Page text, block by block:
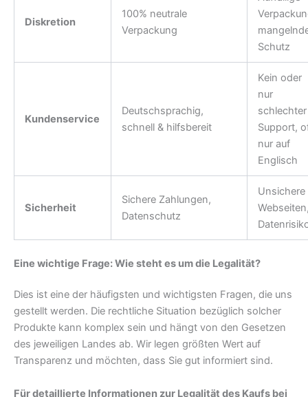
Diskretion
100% neutrale
Verpackung
Schutz
Kundenservice
Deutschsprachig,
schnell & hilfsbereit
Kein oder
nur
schlechter
Support,
nur auf
Englisch
Sicherheit
Sichere Zahlungen,
Datenschutz
Unsichere
Eine wichtige Frage: Wie steht es um die Legalität?
Dies ist eine der häufigsten und wichtigsten Fragen, die uns
gestellt werden. Die rechtliche Situation bezüglich solcher
Produkte kann komplex sein und hängt von den Gesetzen
des jeweiligen Landes ab. Wir legen größten Wert auf
Transparenz und möchten, dass Sie gut informiert sind.
Für detaillierte Informationen zur Legalität des Kaufs bei